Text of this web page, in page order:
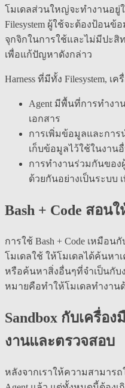
โมเดลส่วนใหญ่จะทำงานอ
Filesystem ผู้ใช้จะต้องป้อนข้
จุกจิกในการใช้และไม่มีปะสิ
เพื่อแก้ปัญหาดังกล่าว
Harness ที่มีทั้ง Filesystem,
Agent มีพื้นที่การทำง
เอกสาร
การเพิ่มข้อมูลและการ
เก็บข้อมูลไว้ใช้ในงาน
การทำงานร่วมกันของ
ด้วยกันอย่างเป็นระบบ
Bash + Code สอน
การใช้ Bash + Code เหมือน
โมเดลใช้ ให้โมเดลได้ค้นห
หรือค้นหาสิ่งอื่นๆที่จำเป็นกับ
หมายคือทำให้โมเดลทำงาน
Sandbox กับเครื่อ
งานและตรวจสอบ
หลังจากเราให้ความสามาร